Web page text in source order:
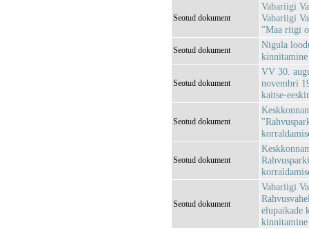
Seotud dokument
Vabariigi
Vabariigi
"Maa riigi
Seotud dokument
Nigula
Seotud dokument
VV 30.
novembri
kaitse-
Seotud dokument
Seotud dokument
Seotud dokument
Vabariigi
elupaikade
kinnitamine